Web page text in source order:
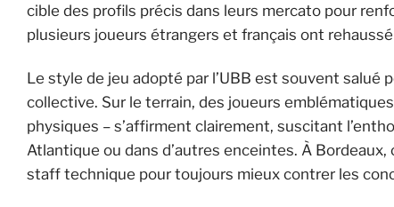
cible des profils précis dans leurs mercato pour
plusieurs joueurs étrangers et français ont
Le style de jeu adopté par l’UBB est souvent
collective. Sur le terrain, des joueurs
physiques – s’affirment clairement, suscitant
Atlantique ou dans d’autres enceintes. À
staff technique pour toujours mieux contrer les